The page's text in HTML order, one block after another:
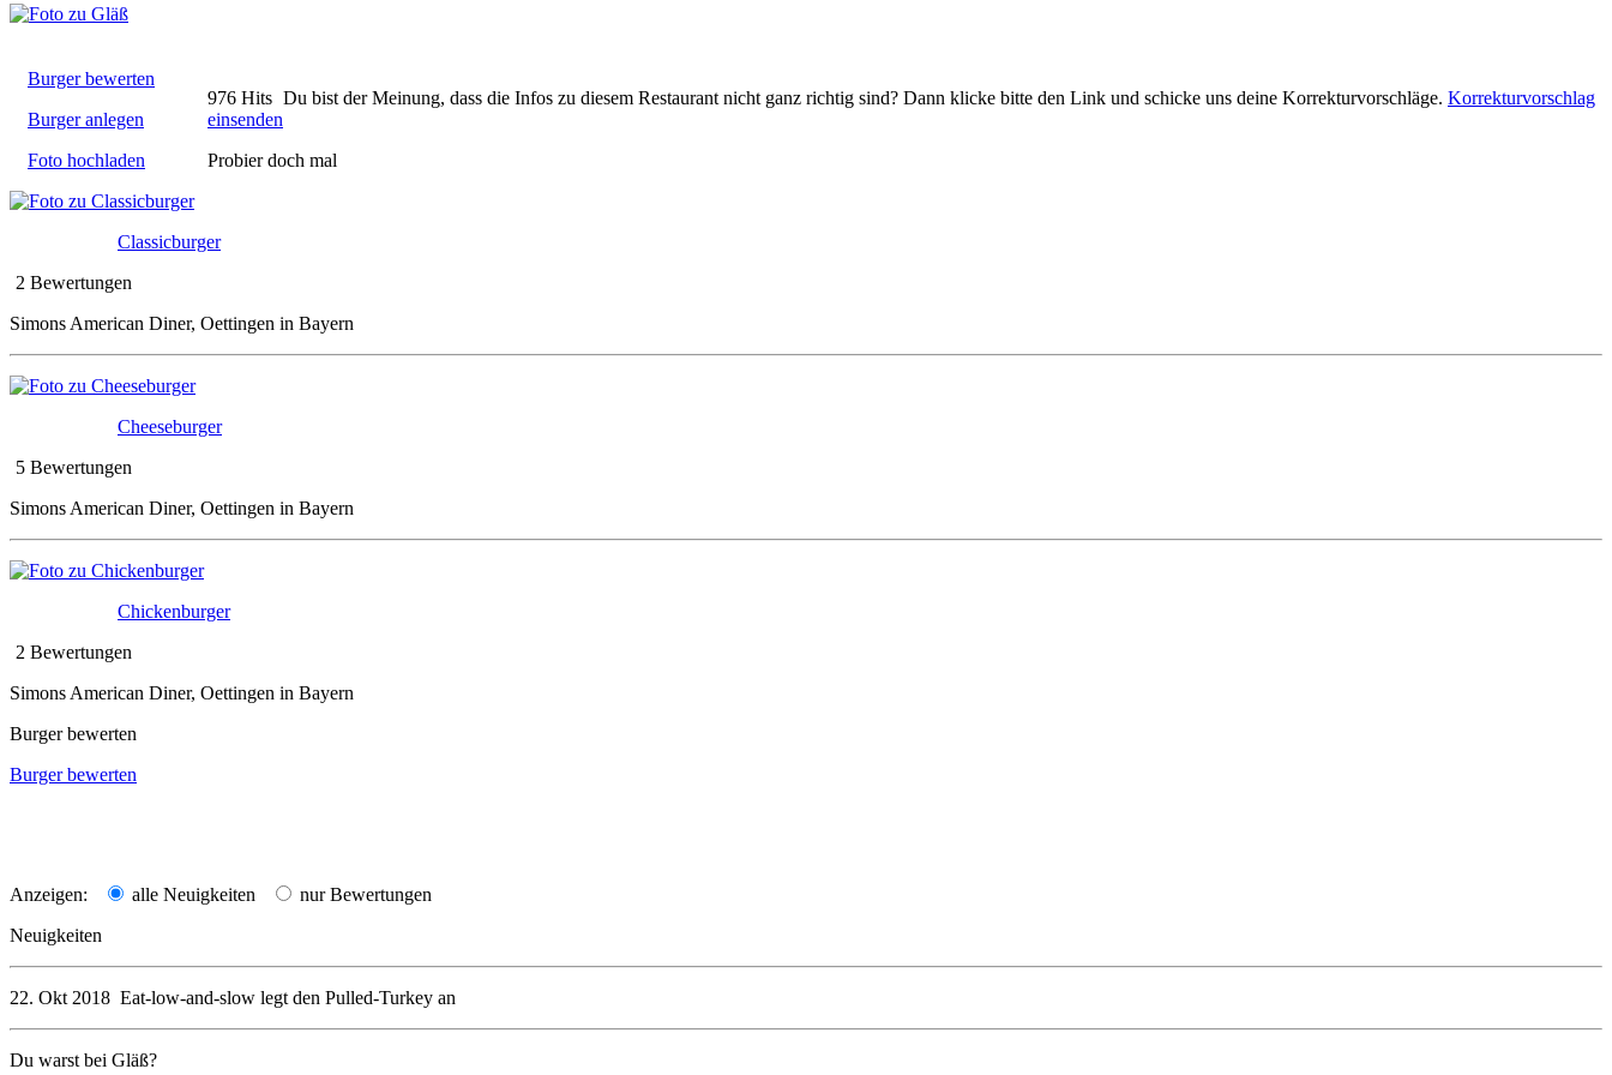
Burger bewerten
Burger anlegen
Foto hochladen
976 Hits Du bist der Meinung, dass die Infos zu diesem Restaurant nicht ganz richtig sind? Dann klicke bitte den Link und schicke uns deine Korrekturvorschläge. Korrekturvorschlag
einsenden
Probier doch mal
Classicburger
2 Bewertungen
Simons American Diner, Oettingen in Bayern
Cheeseburger
5 Bewertungen
Simons American Diner, Oettingen in Bayern
Chickenburger
2 Bewertungen
Simons American Diner, Oettingen in Bayern
Burger bewerten
Burger bewerten
Anzeigen: alle Neuigkeiten
nur Bewertungen
Neuigkeiten
22. Okt 2018 Eat-low-and-slow legt den Pulled-Turkey an
Du warst bei Gläß?